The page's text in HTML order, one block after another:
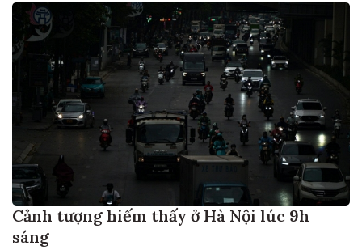
Cảnh tượng hiếm thấy ở Hà Nội lúc 9h
sáng